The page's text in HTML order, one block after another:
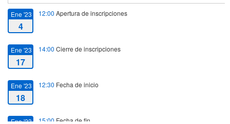
Ene '23
4
12:00 Apertura de inscripciones
Ene '23
17
14:00 Cierre de inscripciones
Ene '23
18
12:30 Fecha de inicio
Ene '23 15:00 Fecha de fin